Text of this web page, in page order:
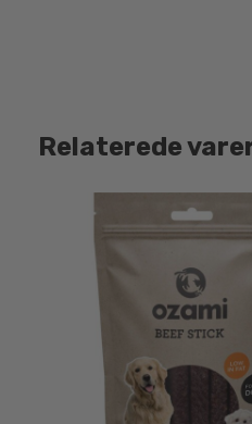
Relaterede